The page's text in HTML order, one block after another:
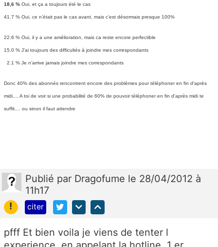
18,6 % Oui, et ça a toujours été le cas
41.7 % Oui, ce n’était pas le cas avant, mais c’est désormais presque 100%
22.6 % Oui, il y a une amélioration, mais ca reste encore perfectible
15.0 % J’ai toujours des difficultés à joindre mes correspondants
2.1 % Je n’arrive jamais joindre mes correspondants
Donc 40% des abonnés rencontrent encore des problèmes pour téléphoner en fin d'après
midi.... A toi de voir si une probabilité de 60% de pouvoir téléphoner en fin d'après midi te
suffit.... ou sinon il faut attendre
Publié par Dragofume le 28/04/2012 à
11h17
!
citer
pfff Et bien voila je viens de tenter l